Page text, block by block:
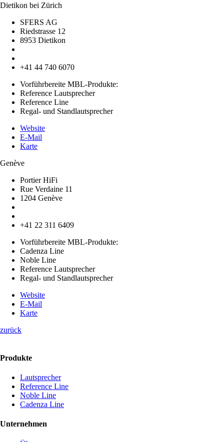
Dietikon bei Zürich
SFERS AG
Riedstrasse 12
8953 Dietikon
+41 44 740 6070
Vorführbereite MBL-Produkte:
Reference Lautsprecher
Reference Line
Regal- und Standlautsprecher
Website
E-Mail
Karte
Genève
Portier HiFi
Rue Verdaine 11
1204 Genève
+41 22 311 6409
Vorführbereite MBL-Produkte:
Cadenza Line
Noble Line
Reference Lautsprecher
Regal- und Standlautsprecher
Website
E-Mail
Karte
zurück
Produkte
Lautsprecher
Reference Line
Noble Line
Cadenza Line
Unternehmen